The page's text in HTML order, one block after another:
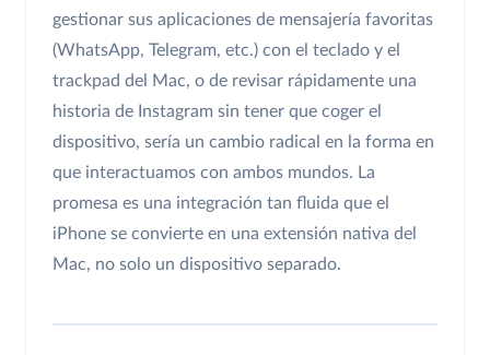
gestionar sus aplicaciones de mensajería favoritas
(WhatsApp, Telegram, etc.) con el teclado y el
trackpad del Mac, o de revisar rápidamente una
historia de Instagram sin tener que coger el
dispositivo, sería un cambio radical en la forma en
que interactuamos con ambos mundos. La
promesa es una integración tan fluida que el
iPhone se convierte en una extensión nativa del
Mac, no solo un dispositivo separado.